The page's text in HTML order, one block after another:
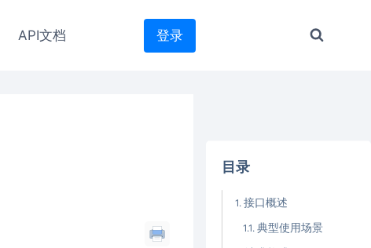
API文档 登录
目录
接口概述
典型使用场景